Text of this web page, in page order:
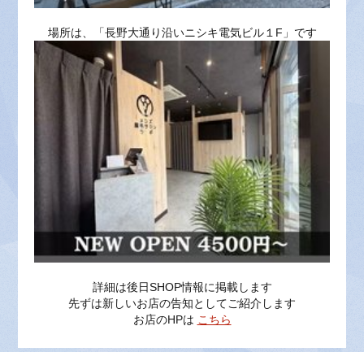
場所は、「長野大通り沿いニシキ電気ビル１F」です
詳細は後日SHOP情報に掲載します
先ずは新しいお店の告知としてご紹介します
お店のHPは こちら